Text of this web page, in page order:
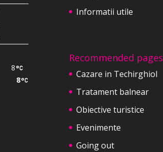
8
8
Informatii utile
Recommended pages
Cazare in Techirghiol
Tratament balnear
Obiective turistice
Evenimente
Going out